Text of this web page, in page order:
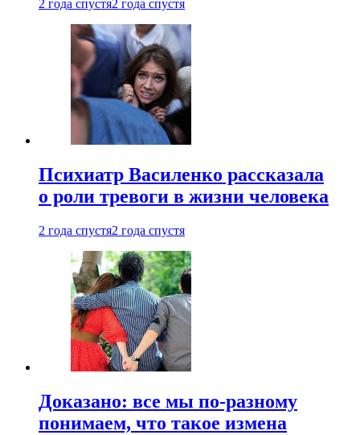
2 года спустя2 года спустя
Психиатр Василенко рассказала
о роли тревоги в жизни человека
2 года спустя2 года спустя
Доказано: все мы по-разному
понимаем, что такое измена